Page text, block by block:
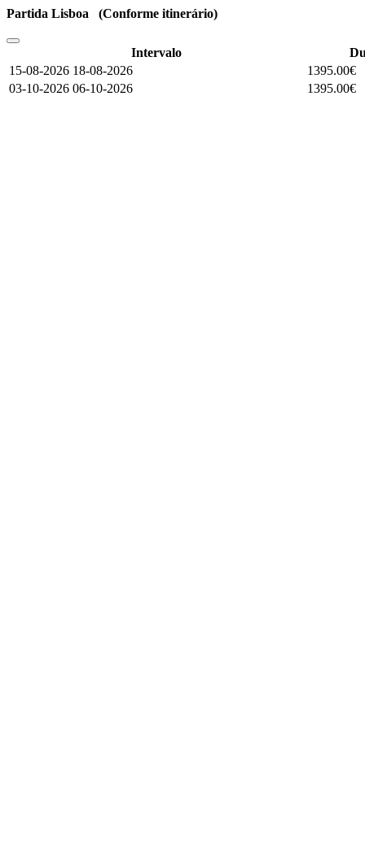
Partida Lisboa (Conforme itinerário)
Intervalo
15-08-2026 18-08-2026
1395.00€
03-10-2026 06-10-2026
1395.00€